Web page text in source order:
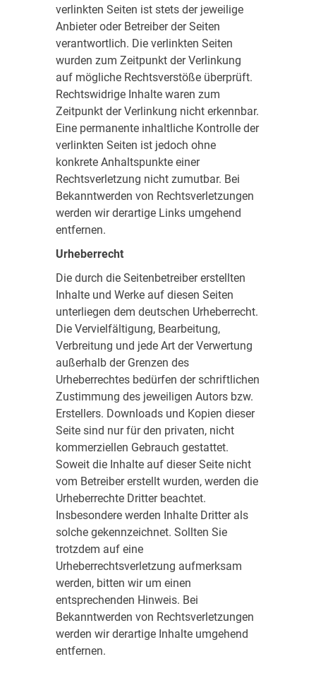
verlinkten Seiten ist stets der jeweilige
Anbieter oder Betreiber der Seiten
verantwortlich. Die verlinkten Seiten
wurden zum Zeitpunkt der Verlinkung
auf mögliche Rechtsverstöße überprüft.
Rechtswidrige Inhalte waren zum
Zeitpunkt der Verlinkung nicht erkennbar.
Eine permanente inhaltliche Kontrolle der
verlinkten Seiten ist jedoch ohne
konkrete Anhaltspunkte einer
Rechtsverletzung nicht zumutbar. Bei
Bekanntwerden von Rechtsverletzungen
werden wir derartige Links umgehend
entfernen.
Urheberrecht
Die durch die Seitenbetreiber erstellten
Inhalte und Werke auf diesen Seiten
unterliegen dem deutschen Urheberrecht.
Die Vervielfältigung, Bearbeitung,
Verbreitung und jede Art der Verwertung
außerhalb der Grenzen des
Urheberrechtes bedürfen der schriftlichen
Zustimmung des jeweiligen Autors bzw.
Erstellers. Downloads und Kopien dieser
Seite sind nur für den privaten, nicht
kommerziellen Gebrauch gestattet.
Soweit die Inhalte auf dieser Seite nicht
vom Betreiber erstellt wurden, werden die
Urheberrechte Dritter beachtet.
Insbesondere werden Inhalte Dritter als
solche gekennzeichnet. Sollten Sie
trotzdem auf eine
Urheberrechtsverletzung aufmerksam
werden, bitten wir um einen
entsprechenden Hinweis. Bei
Bekanntwerden von Rechtsverletzungen
werden wir derartige Inhalte umgehend
entfernen.